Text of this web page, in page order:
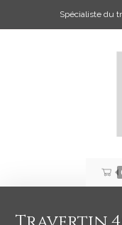
Spécialiste du